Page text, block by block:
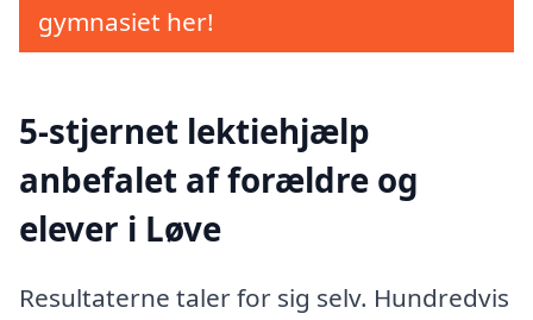
gymnasiet her!
5-stjernet lektiehjælp
anbefalet af forældre og
elever i Løve
Resultaterne taler for sig selv. Hundredvis